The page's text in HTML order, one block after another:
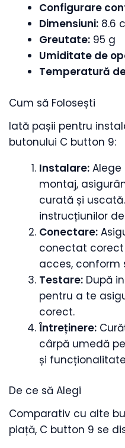
Configurare
Dimensiuni: 8.6
Greutate: 95 g
Umiditate de
Temperatură
Cum să Folosești
Iată pașii pentru
butonului C button 9:
Instalare:
montaj,
curată și
instrucțiunilor
Conectare:
conectat
acces, conform
Testare: După
pentru a te
corect.
Întreținere:
cârpă umedă
și
De ce să Alegi
Comparativ cu alte
piață, C button 9 se